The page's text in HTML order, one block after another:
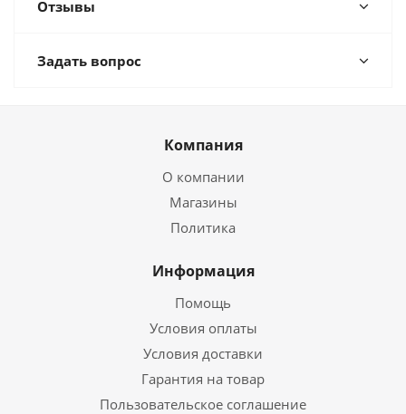
Отзывы
Задать вопрос
Компания
О компании
Магазины
Политика
Информация
Помощь
Условия оплаты
Условия доставки
Гарантия на товар
Пользовательское соглашение